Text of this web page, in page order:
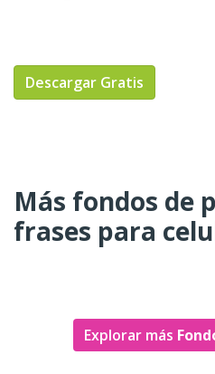
Descargar Gratis
Más fondos de
frases para
Explorar más